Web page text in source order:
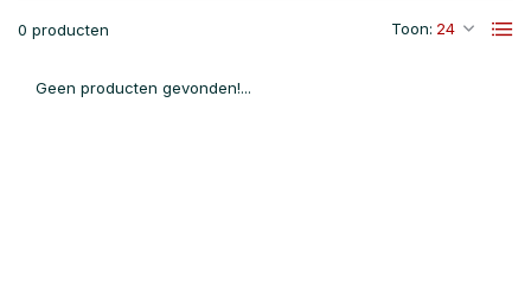
0 producten Toon:
Geen producten gevonden!...